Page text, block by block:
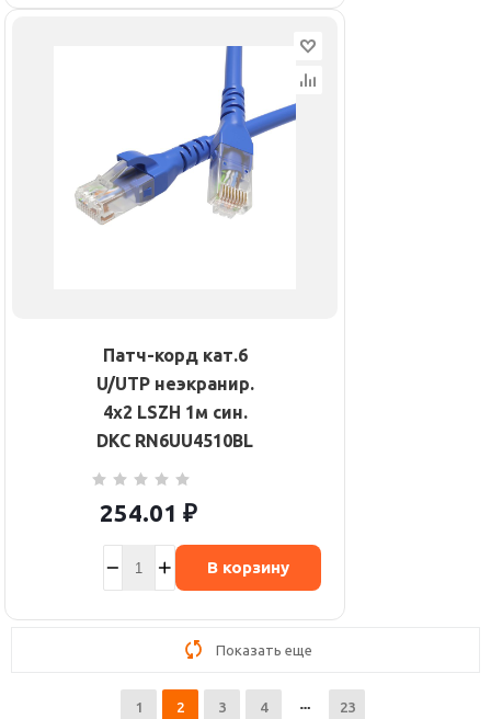
Патч-корд кат.6
U/UTP неэкранир.
4х2 LSZH 1м син.
DKC RN6UU4510BL
254.01 ₽
В корзину
Показать еще
1 2 3 4 23